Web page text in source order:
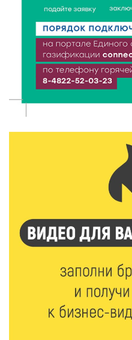
Тверской области
5 Авг 2026 16:32 361
«Зарядка со стражем
приобщают детей к
5 Авг 2026 16:02 327
Вышнего Волочка
490
Виталий Королев дал
5 Авг 2026 15:32 380
В Калининском округе
физкультурника
5 Авг 2026 15:25 268
Около 2300 учащихся